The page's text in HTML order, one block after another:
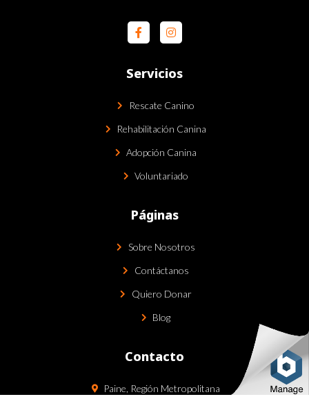
Servicios
Rescate Canino
Rehabilitación Canina
Adopción Canina
Voluntariado
Páginas
Sobre Nosotros
Contáctanos
Quiero Donar
Blog
Contacto
Paine, Región Metropolitana